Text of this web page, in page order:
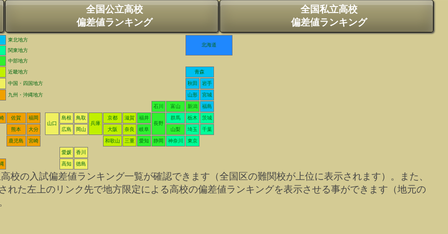
全国公立高校
偏差値ランキング
全国私立高校
偏差値ランキング
東北地方
北海道
関東地方
中部地方
近畿地方
青森
中国・四国地方 秋田 岩手
九州・沖縄地方 山形 宮城
石川 富山 新潟 福島
佐賀
福岡
山口
島根
鳥取
兵庫
京都 滋賀
福井
長野
群馬 栃木 茨城
熊本 大分 広島 岡山 大阪 奈良 岐阜 山梨 埼玉 千葉
鹿児島 宮崎 和歌山 三重 愛知 静岡 神奈川 東京
愛媛 香川
高知 徳島
の入試偏差値ランキング一覧が確認できます（全国区の難関校が上位に表示されます）。また、
れた左上のリンク先で地方限定による高校の偏差値ランキングを表示させる事ができます（地元の